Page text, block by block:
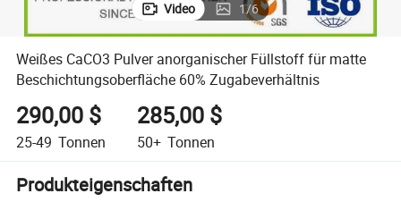
Video 1/6
Weißes CaCO3 Pulver anorganischer Füllstoff für matte
Beschichtungsoberfläche 60% Zugabeverhältnis
290,00 $
25-49 Tonnen
285,00 $
50+ Tonnen
Produkteigenschaften